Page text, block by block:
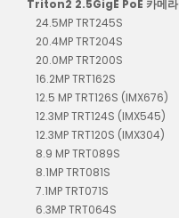
Triton2 2.5GigE PoE 카메라
24.5MP TRT245S
20.4MP TRT204S
20.0MP TRT200S
16.2MP TRT162S
12.5 MP TRT126S (IMX676)
12.3MP TRT124S (IMX545)
12.3MP TRT120S (IMX304)
8.9 MP TRT089S
8.1MP TRT081S
7.1MP TRT071S
6.3MP TRT064S